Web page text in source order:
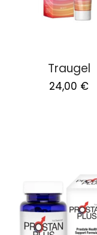
Traugel
Original
24,00 €